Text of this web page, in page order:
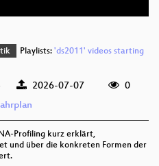
Playlists: 'ds2011' videos starting
2026-07-07
0
Profiling kurz erklärt,
und über die konkreten Formen der